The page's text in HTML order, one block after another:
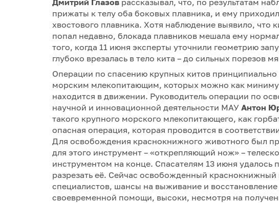
прижаты к телу оба боковых плавника, и ему
хвостового плавника. Хотя наблюдение выявило, что
попал недавно, блокада плавников мешала ему
того, когда 11 июня эксперты уточнили геометрию
глубоко врезалась в тело кита – до сильных порезов
Операции по спасению крупных китов
морским млекопитающим, которых можно как
находится в движении. Руководитель операции по
научной и инновационной деятельности МАУ Антон
такого крупного морского млекопитающего, как
опасная операция, которая проводится в
Для освобождения краснокнижного животного был
для этого инструмент – «открепляющий нож» –
инструментом на конце. Спасателям 13 июня удалось
разрезать её. Сейчас освобожденный
специалистов, шансы на выживание и
своевременной помощи, высоки, несмотря на